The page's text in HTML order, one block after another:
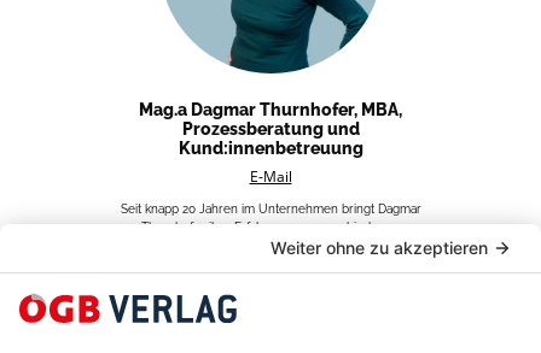
Mag.a Dagmar Thurnhofer, MBA,
Prozessberatung und
Kund:innenbetreuung
E-Mail
Seit knapp 20 Jahren im Unternehmen bringt Dagmar
Thurnhofer ihre Erfahrung aus verschiedenen
Bereichen in die Prozessberatung und die
mit dem Schwerpunkt auf 360°-Kampagnen und
Kongresse – professionell, agil und immer im engen